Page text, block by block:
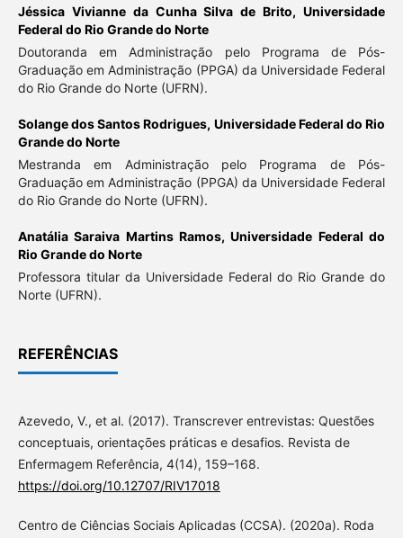
Jéssica Vivianne da Cunha Silva de Brito,Universidade
Federal do Rio Grande do Norte
Doutoranda em Administração pelo Programa de Pós-
Graduação em Administração (PPGA) da Universidade Federal
do Rio Grande do Norte (UFRN).
Solange dos Santos Rodrigues, Universidade Federal do Rio
Grande do Norte
Mestranda em Administração pelo Programa de Pós-
Graduação em Administração (PPGA) da Universidade Federal
do Rio Grande do Norte (UFRN).
Anatália Saraiva Martins Ramos,Universidade Federal do
Rio Grande do Norte
Professora titular da Universidade Federal do Rio Grande do
Norte (UFRN).
REFERÊNCIAS
Azevedo, V., et al. (2017). Transcrever entrevistas: Questões
conceptuais, orientações práticas e desafios. Revista de
Enfermagem Referência, 4(14), 159–168.
https://doi.org/10.12707/RIV17018
Centro de Ciências Sociais Aplicadas (CCSA). (2020a). Roda